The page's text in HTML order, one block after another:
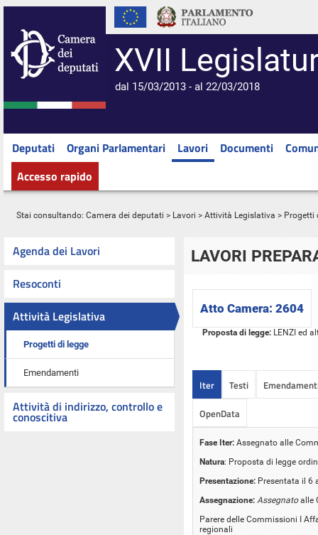
XVII
dal 15/03/2013 - al 22/03/2018
Deputati Organi Parlamentari Lavori Documenti
Accesso rapido
Stai consultando: Camera dei deputati > Lavori > Attività Legislativa > Progetti
Agenda dei Lavori
Resoconti
Attività Legislativa
Progetti di legge
Emendamenti
Attività di indirizzo, controllo e
conoscitiva
LAVORI
Atto Camera: 2604
Proposta di legge: LENZI ed
Iter Testi
OpenData
Fase Iter: Assegnato alle
Natura: Proposta di legge
Presentazione: Presentata il 6
Assegnazione: Assegnatoalle
Parere delle Commissioni I
regionali